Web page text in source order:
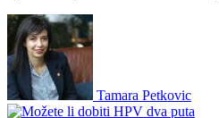
Tamara Petkovic